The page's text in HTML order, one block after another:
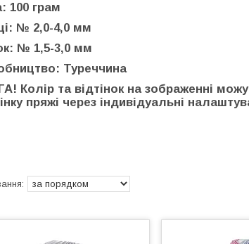
100 грам
№ 2,0-4,0 мм
№ 1,5-3,0 мм
Туреччина
Колір та відтінок на зображенні
пряжі через індивідуальні